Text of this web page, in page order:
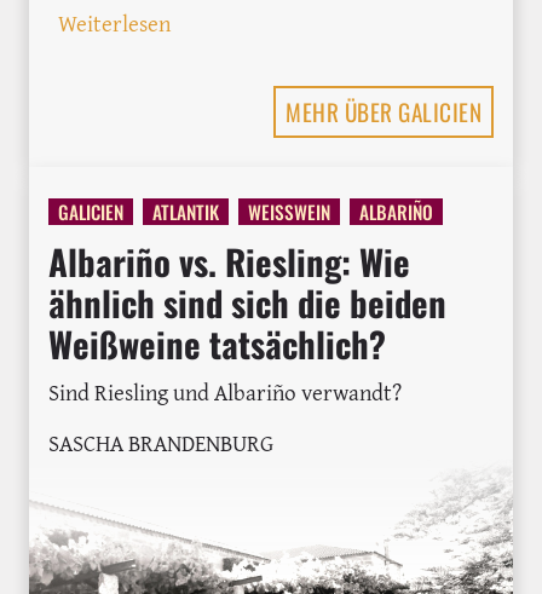
Weiterlesen: 10 Albariño Weine aus Rias Baixas im
MEHR ÜBER GALICIEN
GALICIEN ATLANTIK WEISSWEIN ALBARIÑO
Albariño vs. Riesling: Wie
ähnlich sind sich die beiden
Weißweine tatsächlich?
Sind Riesling und Albariño verwandt?
SASCHA BRANDENBURG